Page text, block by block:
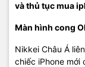
và thủ tục mua
Màn hình cong
Nikkei Châu Á
chiếc iPhone mới